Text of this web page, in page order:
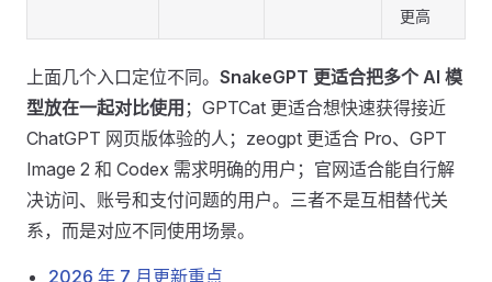
更高
上面几个入口定位不同。 SnakeGPT 更适合把多个 AI 模
型放在一起对比使用 ；GPTCat 更适合想快速获得接近
ChatGPT 网页版体验的人；zeogpt 更适合 Pro、GPT
Image 2 和 Codex 需求明确的用户；官网适合能自行解
决访问、账号和支付问题的用户。三者不是互相替代关
系，而是对应不同使用场景。
2026 年 7 月更新重点